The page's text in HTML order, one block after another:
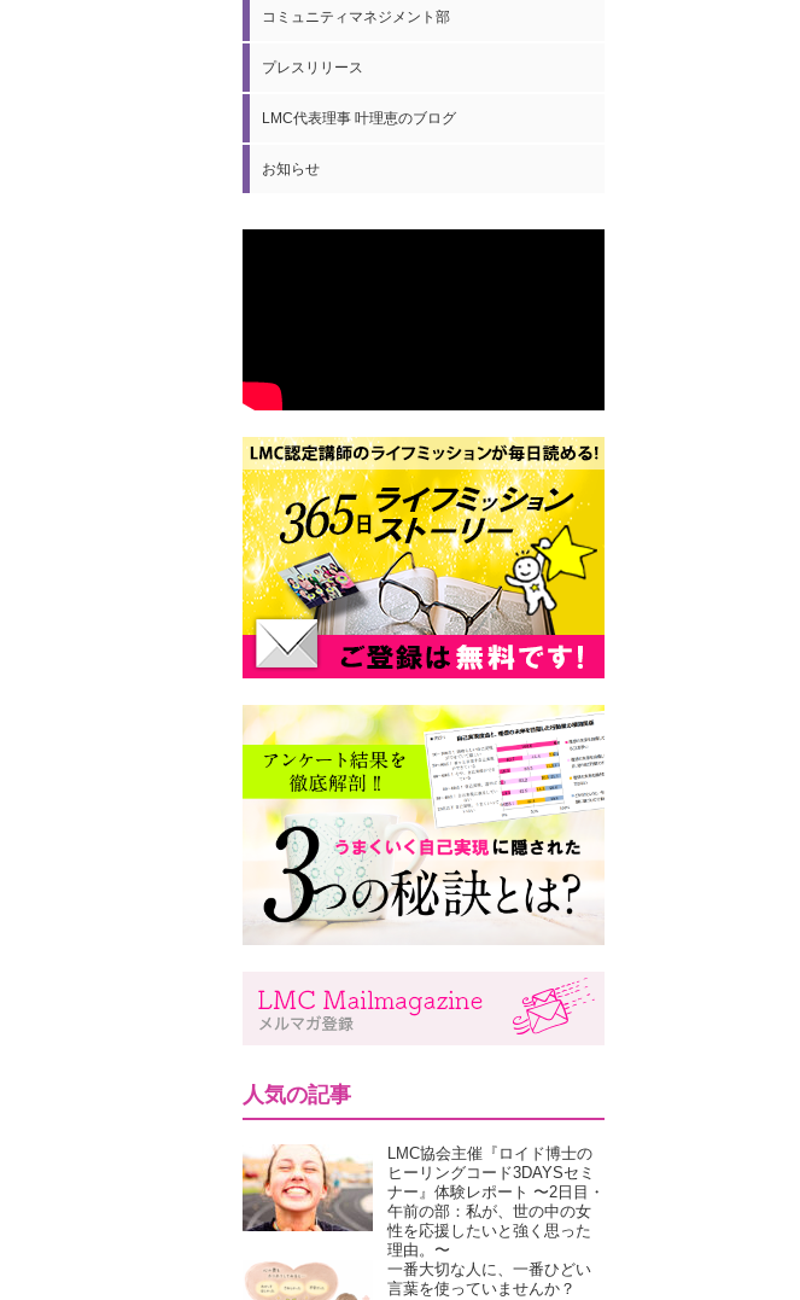
コミュニティマネジメント部
プレスリリース
LMC代表理事 叶理恵のブログ
お知らせ
人気の記事
LMC協会主催『ロイド博士の
ヒーリングコード3DAYSセミ
ナー』体験レポート 〜2日目・
午前の部：私が、世の中の女
性を応援したいと強く思った
理由。〜
一番大切な人に、一番ひどい
言葉を使っていませんか？